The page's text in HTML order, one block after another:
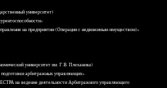
университет)
на предприятии (Операции с недвижимым имуществом)»
университет им. Г.В. Плеханова)
арбитражных управляющих»
на ведение деятельности Арбитражного управляющего